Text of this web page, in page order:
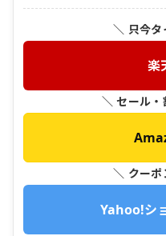
＼ 只今タ
楽
＼ セール
＼ クーポ
Yahoo!シ